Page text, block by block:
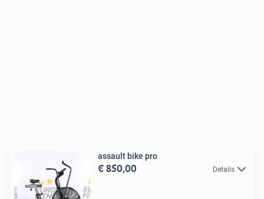
assault bike pro
€ 850,00 Details